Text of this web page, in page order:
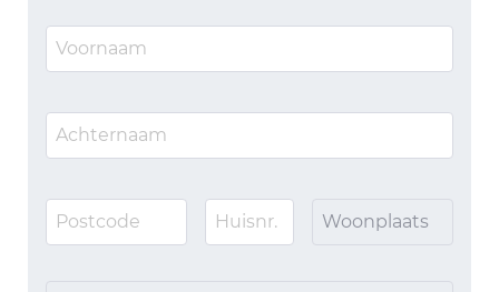
Woonplaats